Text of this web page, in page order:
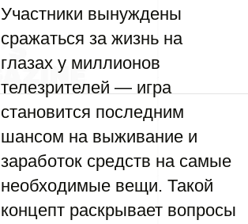
Участники вынуждены
сражаться за жизнь на
глазах у миллионов
телезрителей — игра
становится последним
шансом на выживание и
заработок средств на самые
необходимые вещи. Такой
концепт раскрывает вопросы